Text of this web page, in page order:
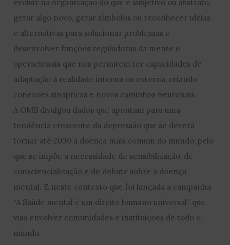
evoluir na organização do que é subjetivo ou abstrato,
gerar algo novo, gerar símbolos ou reconhecer ideias
e alternativas para solucionar problemas e
desenvolver funções reguladoras da mente e
operacionais que nos permitem ter capacidades de
adaptação à realidade interna ou externa, criando
conexões sinápticas e novos caminhos neuronais.
A OMS divulgou dados que apontam para uma
tendência crescente da depressão que se deverá
tornar até 2030 a doença mais comum do mundo, pelo
que se impõe a necessidade de sensibilização, de
consciencialização e de debate sobre a doença
mental. É neste contexto que foi lançada a campanha
“A Saúde mental é um direito humano universal” que
visa envolver comunidades e instituições de todo o
mundo.